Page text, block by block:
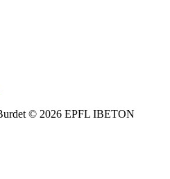
© 2026 EPFL IBETON